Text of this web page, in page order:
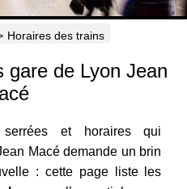
Horaires
Horaires des trains
gare de Lyon Jean
serrées et horaires qui
Macé demande un brin
: cette page liste les